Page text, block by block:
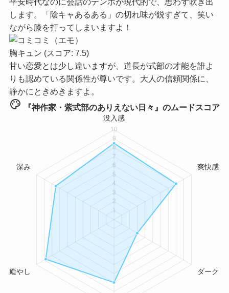
します。「陰キャあるある」の切れ味が鋭すぎて、笑い
ながら膝を打ってしまいますよ！
胸キュン (スコア: 7.5)
甘い恋愛とは少し違いますが、道長が式部の才能を誰よ
りも認めている関係性が尊いです。大人の信頼関係に、
静かにときめきますよ。
palette 『神作家・紫式部のありえない日々』のムードスコア